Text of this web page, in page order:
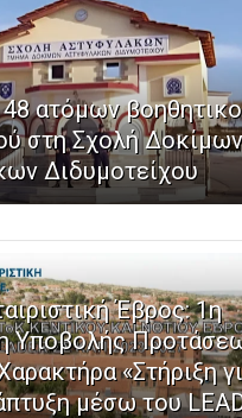
ατόμων
στη Σχολή
Διδυμοτείχου
Έβρος: 1η
Υποβολής
«Στήριξη
μέσω του